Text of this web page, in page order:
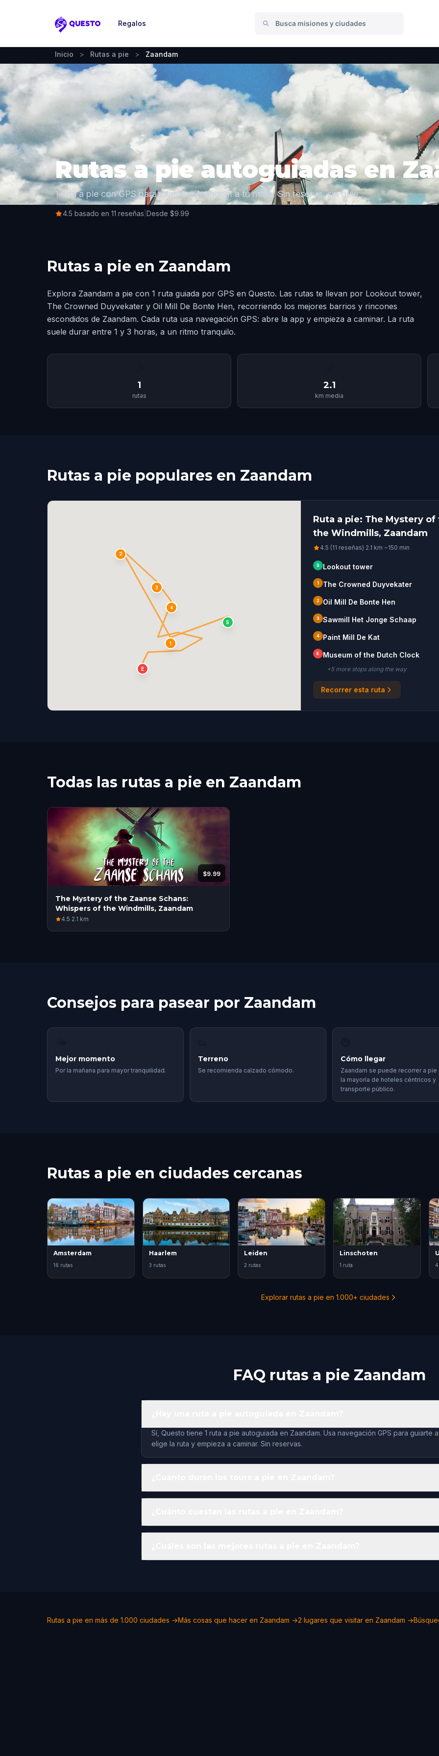
Questo
Regalos
Inicio > Rutas a pie > Zaandam
Rutas a pie autoguiadas en
1 ruta a pie con GPS para explorar Zaandam a tu ritmo. Sin reserva, sin guía.
4.5 basado en 11 reseñas Desde $9.99
Rutas a pie en Zaandam
Explora Zaandam a pie con 1 ruta guiada por GPS en Questo. Las rutas te llevan por Lookout tower,
The Crowned Duyvekater y Oil Mill De Bonte Hen, recorriendo los mejores barrios y rincones
escondidos de Zaandam. Cada ruta usa navegación GPS: abre la app y empieza a caminar. La ruta
suele durar entre 1 y 3 horas, a un ritmo tranquilo.
1
rutas
2.1
km media
Rutas a pie populares en Zaandam
S
1
2
3
4
E
Ruta a pie: The Mystery
the Windmills, Zaandam
4.5 (11 reseñas)·2.1 km·~150 min
S Lookout tower
1 The Crowned Duyvekater
2 Oil Mill De Bonte Hen
3 Sawmill Het Jonge Schaap
4 Paint Mill De Kat
E Museum of the Dutch Clock
+5more stopsalong the way
Recorrer esta ruta
Todas las rutas a pie en Zaandam
$9.99
The Mystery of the Zaanse Schans:
Whispers of the Windmills, Zaandam
4.5·2.1 km
Consejos para pasear por Zaandam
Mejor momento
Por la mañana para mayor tranquilidad.
Terreno
Se recomienda calzado cómodo.
Cómo llegar
Zaandam se puede recorrer a
la mayoría de hoteles céntricos y
transporte público.
Rutas a pie en ciudades cercanas
Amsterdam
16 rutas
Haarlem
3 rutas
Leiden
2 rutas
Linschoten
1 ruta 4
Explorar rutas a pie en 1.000+ ciudades
FAQ rutas a pie Zaandam
Sí, Questo tiene 1 ruta a pie autoguiada en Zaandam. Usa navegación GPS para guiarte
elige la ruta y empieza a caminar. Sin reservas.
Rutas a pie en más de 1.000 ciudades →Más cosas que hacer en Zaandam →2 lugares que visitar en Zaandam →